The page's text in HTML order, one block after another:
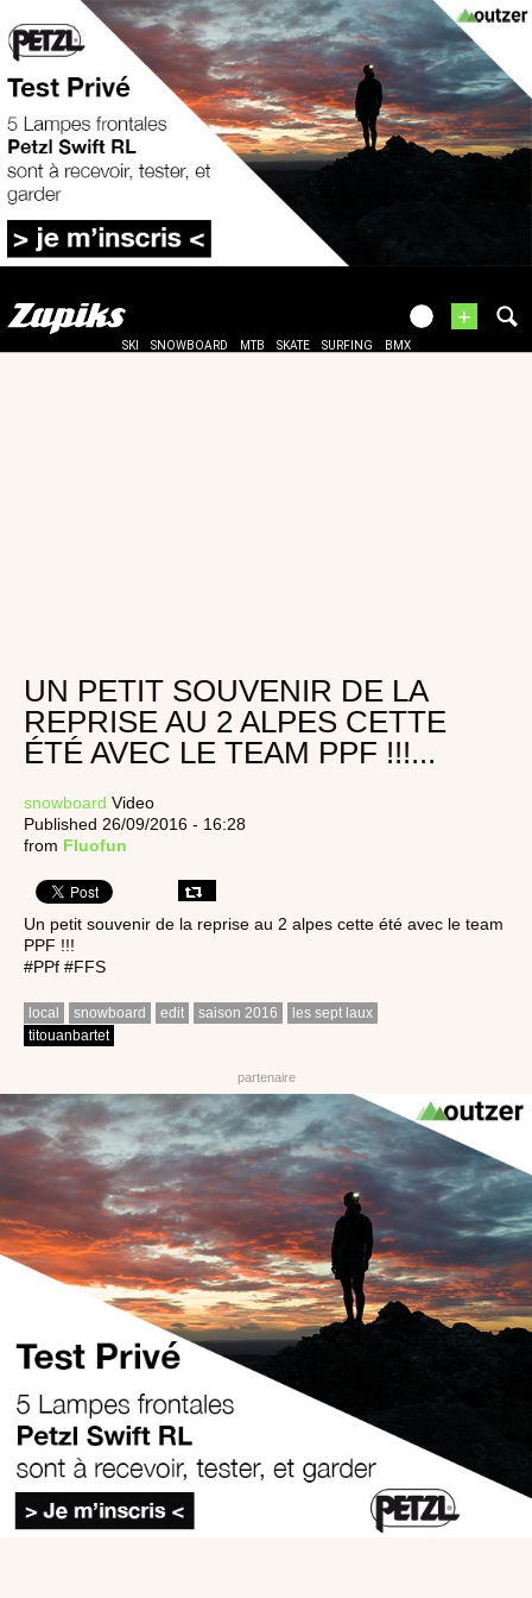
+
SKI SNOWBOARD MTB SKATE SURFING BMX
UN PETIT SOUVENIR DE LA
REPRISE AU 2 ALPES CETTE
ÉTÉ AVEC LE TEAM PPF !!!...
snowboard Video
Published 26/09/2016 - 16:28
from Fluofun
Un petit souvenir de la reprise au 2 alpes cette été avec le team
PPF !!!
#PPf #FFS
local snowboard edit saison 2016
les sept laux
titouanbartet